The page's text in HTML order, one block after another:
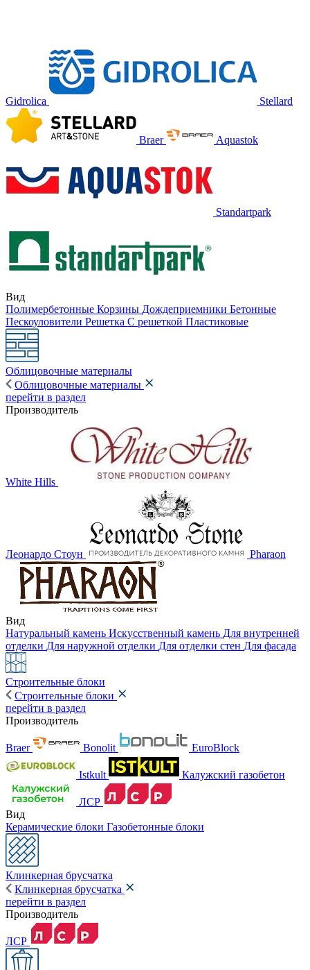
Gidrolica Stellard
Braer Aquastok
Standartpark
Вид
Полимербетонные Корзины Дождеприемники Бетонные
Пескоуловители Решетка С решеткой Пластиковые
Облицовочные материалы
Облицовочные материалы
перейти в раздел
Производитель
White Hills
Леонардо Стоун Pharaon
Вид
Натуральный камень Искусственный камень Для внутренней
отделки Для наружной отделки Для отделки стен Для фасада
Строительные блоки
Строительные блоки
перейти в раздел
Производитель
Braer Bonolit EuroBlock
Istkult Калужский газобетон
ЛСР
Вид
Керамические блоки Газобетонные блоки
Клинкерная брусчатка
Клинкерная брусчатка
перейти в раздел
Производитель
ЛСР